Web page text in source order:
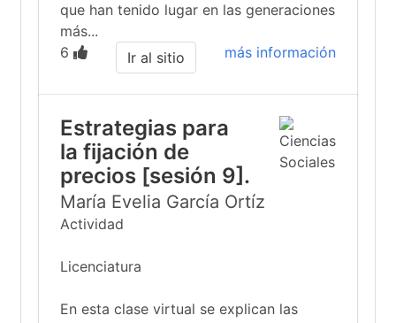
que han tenido lugar en las generaciones
más...
6
más información
Ir al sitio
Estrategias para
la fijación de
precios [sesión 9].
María Evelia García Ortíz
Actividad
Licenciatura
En esta clase virtual se explican las